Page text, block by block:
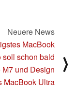
Neuere News
MacBook
soll schon bald
und Design
MacBook Ultra
⟩